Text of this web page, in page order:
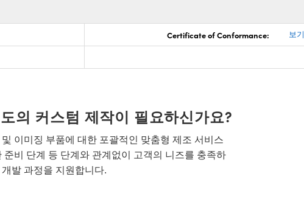
Certificate of Conformance: 보기
의 커스텀 제작이 필요하신가요?
이미징 부품에 대한 포괄적인 맞춤형 제조 서비스
비 단계 등 단계와 관계없이 고객의 니즈를 충족하
발 과정을 지원합니다.